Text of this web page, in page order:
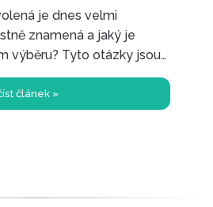
je dnes velmi
znamená a jaký je
výběru? Tyto otázky jsou
se rozhodne pro
chvíli.
článek »